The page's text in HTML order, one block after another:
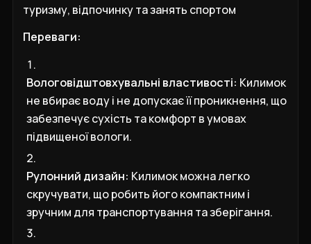
туризму, відпочинку та занять спортом
Переваги:
Вологовідштовхувальні властивості: Килимок
не вбирає воду і не допускає її проникнення, що
забезпечує сухість та комфорт в умовах
підвищеної вологи.
Рулонний дизайн: Килимок можна легко
скручувати, що робить його компактним і
зручним для транспортування та зберігання.